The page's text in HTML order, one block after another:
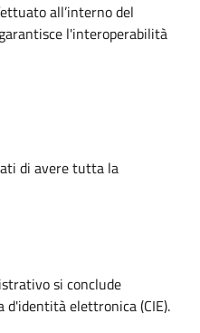
all’interno del
l'interoperabilità
di avere tutta la
si conclude
elettronica (CIE).